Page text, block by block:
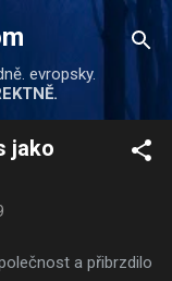
evropsky.
jako
a přibrzdilo